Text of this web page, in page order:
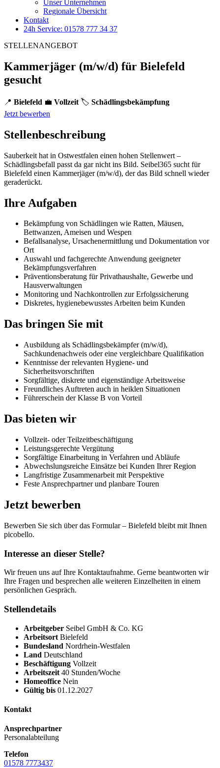
Unser Unternehmen
Regionale Übersicht
Kontakt
24h Service: 01578 777 34 37
STELLENANGEBOT
Kammerjäger (m/w/d) für Bielefeld
gesucht
📍 Bielefeld 💼 Vollzeit 🏷️ Schädlingsbekämpfung
Jetzt bewerben
Stellenbeschreibung
Sauberkeit hat in Ostwestfalen einen hohen Stellenwert –
Schädlingsbefall passt da gar nicht ins Bild. Seibel365 sucht für
Bielefeld einen Kammerjäger (m/w/d), der das Bild schnell wieder
geraderückt.
Ihre Aufgaben
Bekämpfung von Schädlingen wie Ratten, Mäusen,
Bettwanzen, Ameisen und Wespen
Befallsanalyse, Ursachenermittlung und Dokumentation vor
Ort
Auswahl und fachgerechte Anwendung geeigneter
Bekämpfungsverfahren
Präventionsberatung für Privathaushalte, Gewerbe und
Hausverwaltungen
Monitoring und Nachkontrollen zur Erfolgssicherung
Diskretes, hygienebewusstes Arbeiten beim Kunden
Das bringen Sie mit
Ausbildung als Schädlingsbekämpfer (m/w/d),
Sachkundenachweis oder eine vergleichbare Qualifikation
Kenntnisse der relevanten Hygiene- und
Sicherheitsvorschriften
Sorgfältige, diskrete und eigenständige Arbeitsweise
Freundliches Auftreten auch in heiklen Situationen
Führerschein der Klasse B von Vorteil
Das bieten wir
Vollzeit- oder Teilzeitbeschäftigung
Leistungsgerechte Vergütung
Sorgfältige Einarbeitung in Verfahren und Abläufe
Abwechslungsreiche Einsätze bei Kunden Ihrer Region
Langfristige Zusammenarbeit mit Perspektive
Feste Ansprechpartner und planbare Touren
Jetzt bewerben
Bewerben Sie sich über das Formular – Bielefeld bleibt mit Ihnen
picobello.
Interesse an dieser Stelle?
Wir freuen uns auf Ihre Kontaktaufnahme. Gerne beantworten wir
Ihre Fragen und besprechen alle weiteren Einzelheiten in einem
persönlichen Gespräch.
Stellendetails
Arbeitgeber Seibel GmbH & Co. KG
Arbeitsort Bielefeld
Bundesland Nordrhein-Westfalen
Land Deutschland
Beschäftigung Vollzeit
Arbeitszeit 40 Stunden/Woche
Homeoffice Nein
Gültig bis 01.12.2027
Kontakt
Ansprechpartner
Personalabteilung
Telefon
01578 7773437